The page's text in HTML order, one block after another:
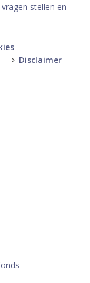
stellen en
Disclaimer